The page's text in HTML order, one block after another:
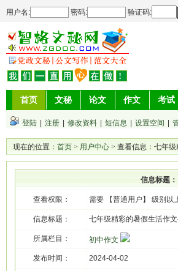
用户名: 密码: 验证码:
首页 文秘 论文 作文 考试
登陆 注册 修改资料 短信息 设置空间
现在的位置： 首页 > 用户中心 > 查看信息：七年
信息标题：
查看权限： 需要 【普通用户】 级别以
信息标题： 七年级精彩的暑假生活作
所属栏目： 初中作文
发布时间： 2024-04-02